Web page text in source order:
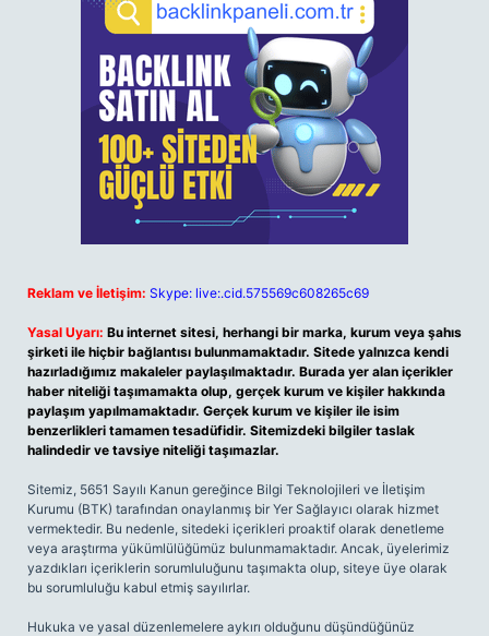
Reklam ve İletişim: Skype: live:.cid.575569c608265c69
Yasal Uyarı: Bu internet sitesi, herhangi bir marka, kurum veya şahıs
şirketi ile hiçbir bağlantısı bulunmamaktadır. Sitede yalnızca kendi
hazırladığımız makaleler paylaşılmaktadır. Burada yer alan içerikler
haber niteliği taşımamakta olup, gerçek kurum ve kişiler hakkında
paylaşım yapılmamaktadır. Gerçek kurum ve kişiler ile isim
benzerlikleri tamamen tesadüfidir. Sitemizdeki bilgiler taslak
halindedir ve tavsiye niteliği taşımazlar.
Sitemiz, 5651 Sayılı Kanun gereğince Bilgi Teknolojileri ve İletişim
Kurumu (BTK) tarafından onaylanmış bir Yer Sağlayıcı olarak hizmet
vermektedir. Bu nedenle, sitedeki içerikleri proaktif olarak denetleme
veya araştırma yükümlülüğümüz bulunmamaktadır. Ancak, üyelerimiz
yazdıkları içeriklerin sorumluluğunu taşımakta olup, siteye üye olarak
bu sorumluluğu kabul etmiş sayılırlar.
Hukuka ve yasal düzenlemelere aykırı olduğunu düşündüğünüz